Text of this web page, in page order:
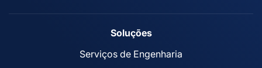
Soluções
Serviços de Engenharia